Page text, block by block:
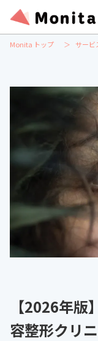
Monita トップ サービ
【2026年
容整形クリ